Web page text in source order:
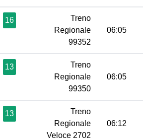
16
Treno
Regionale
99352
06:05
13
Treno
Regionale
99350
06:05
13
Treno
Regionale
Veloce 2702
06:12